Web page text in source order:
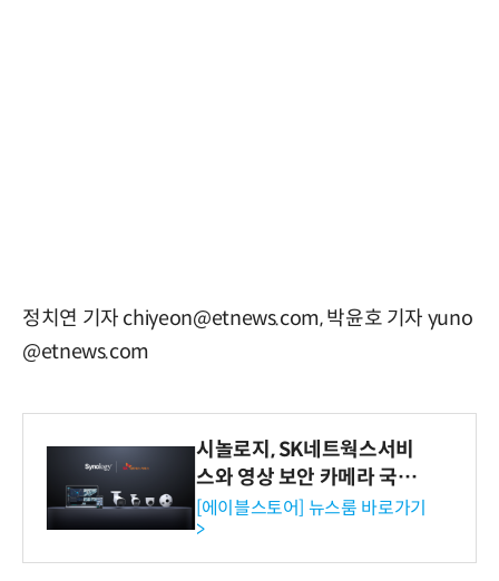
정치연 기자 chiyeon@etnews.com, 박윤호 기자 yuno
@etnews.com
시놀로지, SK네트웍스서비
스와 영상 보안 카메라 국내
독점 판매 파트너십 체결
[에이블스토어] 뉴스룸 바로가기
>